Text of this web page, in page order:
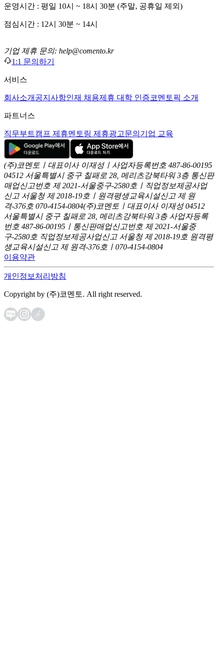
운영시간 : 평일 10시 ~ 18시 30분 (주말, 공휴일 제외)
점심시간 : 12시 30분 ~ 14시
기업 제휴 문의: help@comento.kr
1:1 문의하기
서비스
회사소개 공지사항인재 채용제휴 대학 인증코멘토픽 소개
파트너스
직무부트캠프 제휴멘토링 제휴광고문의 기업 교육
(주)코멘토ㅣ대표이사 이재성ㅣ사업자등록번호 487-86-00195
04512 서울특별시 중구 칠패로 28, 메리츠강북타워 3층 통신판
매업신고번호 제 2021-서울중구-2580호ㅣ직업정보제공사업
신고 서울청 제 2018-19호ㅣ원격평생교육시설신고 제 원
격-376호 070-4154-0804(주)코멘토ㅣ대표이사 이재성 04512
서울특별시 중구 칠패로 28, 메리츠강북타워 3층 사업자등록
번호 487-86-00195ㅣ통신판매업신고번호 제 2021-서울중
구-2580호 직업정보제공사업신고 서울청 제 2018-19호 원격평
생교육시설신고 제 원격-376호ㅣ070-4154-0804
이용약관
개인정보처리방침
Copyright by (주)코멘토. All right reserved.